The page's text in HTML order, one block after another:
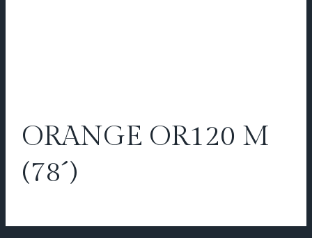
ORANGE OR120 M
(78´)